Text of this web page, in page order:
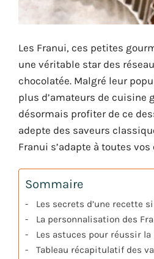
Les Franui, ces petites
une véritable star des
chocolatée. Malgré leur
plus d’amateurs de cuisine
désormais profiter de ce
adepte des saveurs
Franui s’adapte à toutes vos
Sommaire
Les secrets d’une recette
La personnalisation des
Les astuces pour réussir
Tableau récapitulatif des